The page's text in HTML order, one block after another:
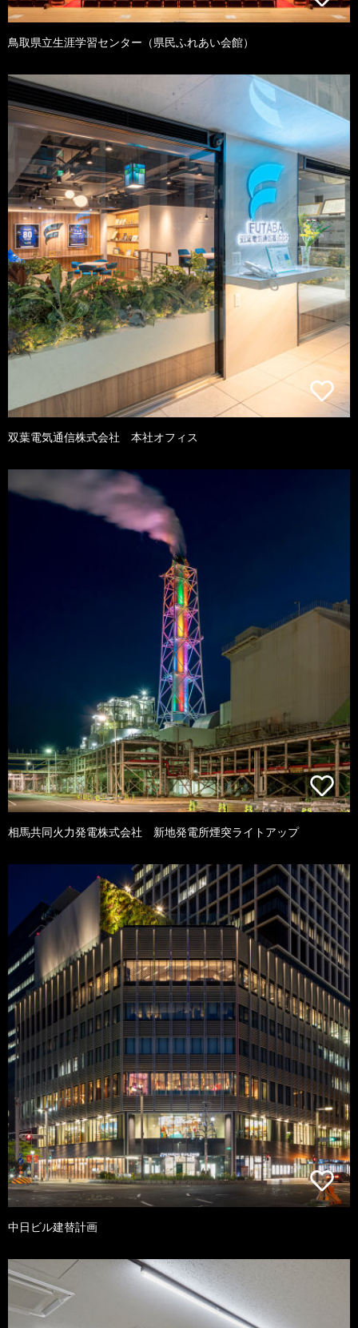
鳥取県立生涯学習センター（県民ふれあい会館）
双葉電気通信株式会社 本社オフィス
相馬共同火力発電株式会社 新地発電所煙突ライトアップ
中日ビル建替計画